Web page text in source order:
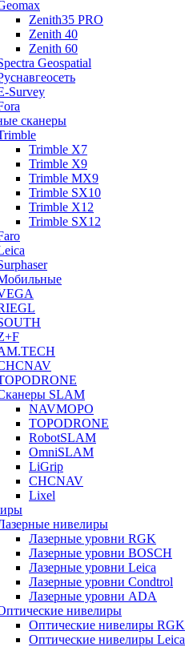
Zenith35 PRO
Zenith 40
Zenith 60
Geospatial
Survey
сканеры
Trimble X7
Trimble X9
Trimble MX9
Trimble SX10
Trimble X12
Trimble SX12
SLAM
NAVMOPO
TOPODRONE
RobotSLAM
OmniSLAM
LiGrip
CHCNAV
Lixel
нивелиры
Лазерные уровни RGK
Лазерные уровни BOSCH
Лазерные уровни Leica
Лазерные уровни Condtrol
Лазерные уровни ADA
нивелиры
Оптические нивелиры RGK
Оптические нивелиры Leica